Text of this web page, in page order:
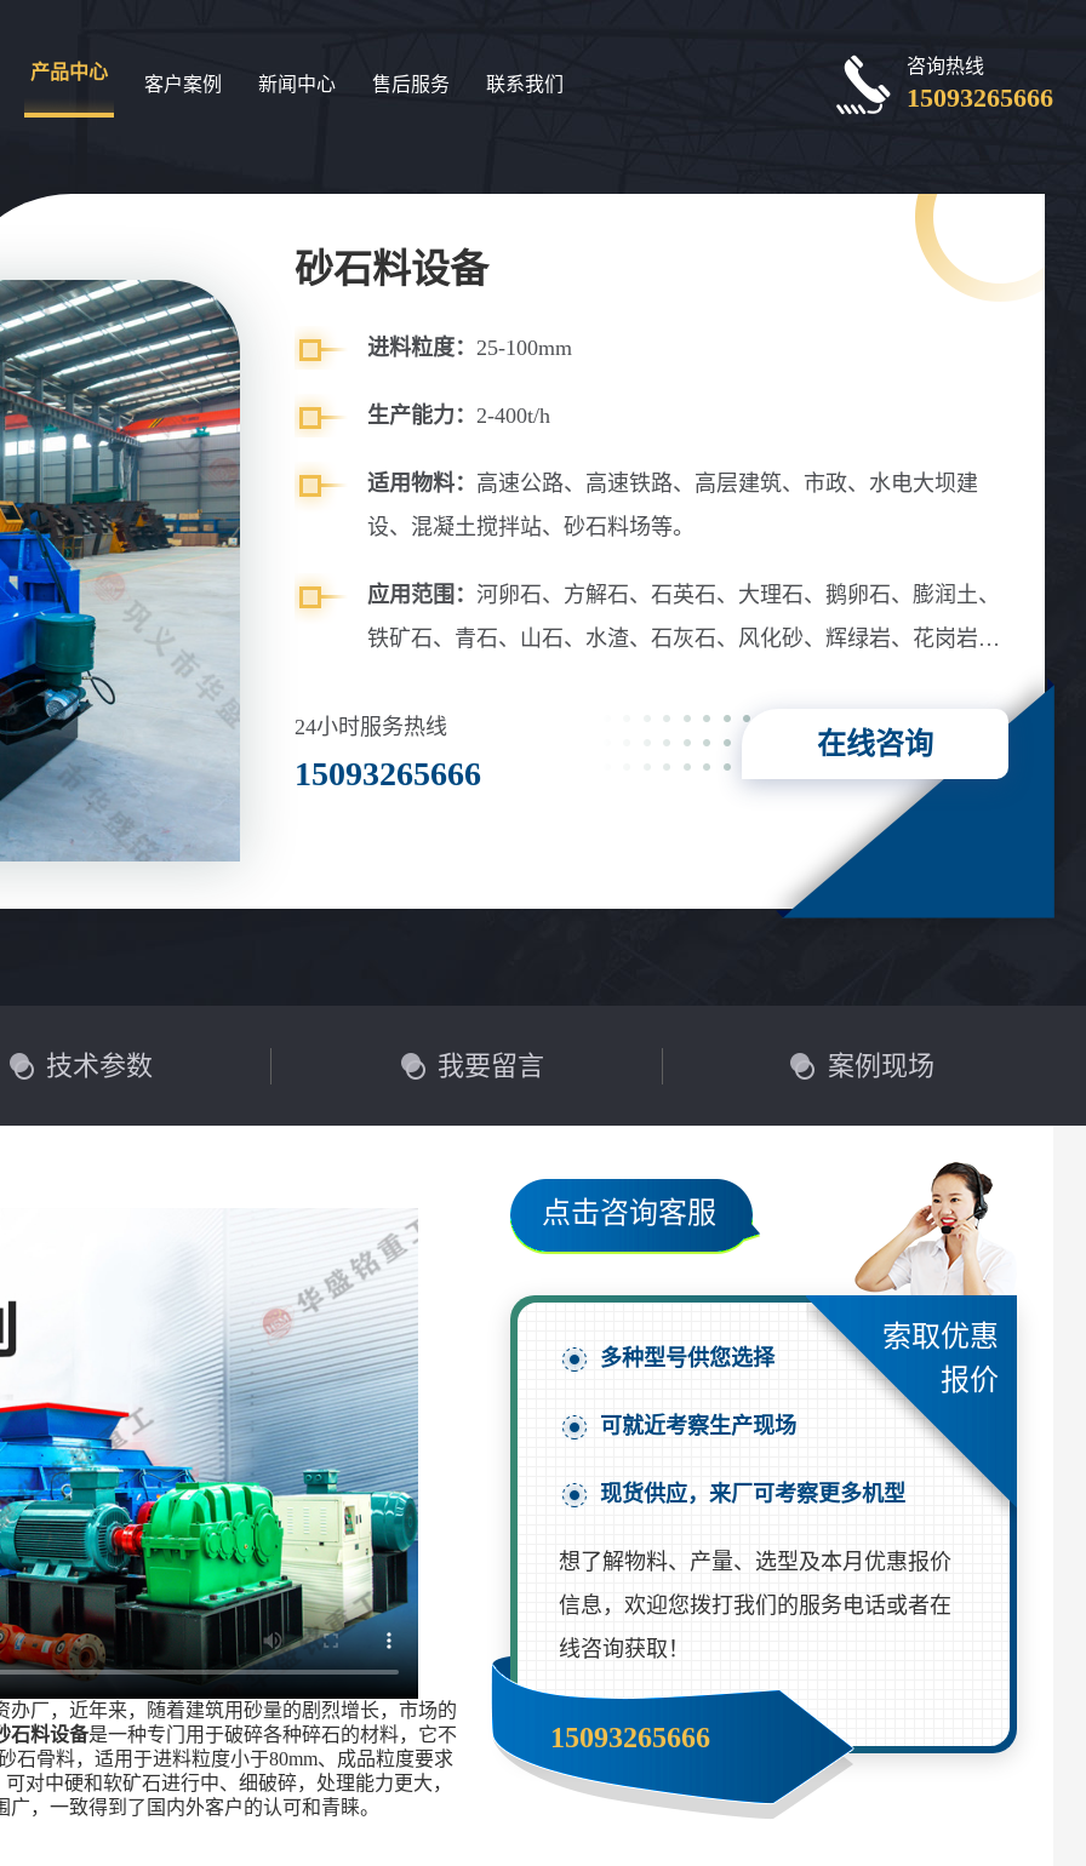
产品中心
客户案例 新闻中心 售后服务 联系我们
咨询热线
15093265666
砂石料设备
进料粒度： 25-100mm
生产能力： 2-400t/h
适用物料： 高速公路、高速铁路、高层建筑、市政、水电大坝建
设、混凝土搅拌站、砂石料场等。
应用范围： 河卵石、方解石、石英石、大理石、鹅卵石、膨润土、
铁矿石、青石、山石、水渣、石灰石、风化砂、辉绿岩、花岗岩、
24小时服务热线
15093265666
在线咨询
技术参数 我要留言 案例现场
厂，近年来，随着建筑用砂量的剧烈增长，市场的
石料设备是一种专门用于破碎各种碎石的材料，它不
石骨料，适用于进料粒度小于80mm、成品粒度要求
对中硬和软矿石进行中、细破碎，处理能力更大，
，一致得到了国内外客户的认可和青睐。
多种型号供您选择
可就近考察生产现场
现货供应，来厂可考察更多机型
想了解物料、产量、选型及本月优惠报价
信息，欢迎您拨打我们的服务电话或者在
线咨询获取！
点击咨询客服
索取优惠
报价
15093265666